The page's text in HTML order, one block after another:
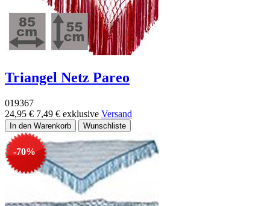
Triangel Netz Pareo
019367
24,95 € 7,49 € exklusive Versand
-70%